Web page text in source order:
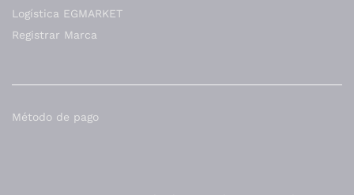
Logística EGMARKET
Registrar Marca
Método de pago